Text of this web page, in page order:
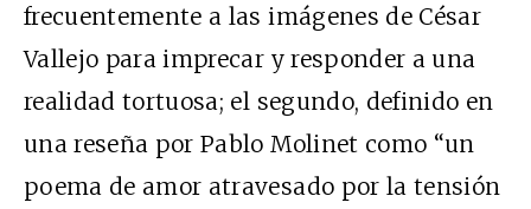
frecuentemente a las imágenes de César
Vallejo para imprecar y responder a una
realidad tortuosa; el segundo, definido en
una reseña por Pablo Molinet como “un
poema de amor atravesado por la tensión